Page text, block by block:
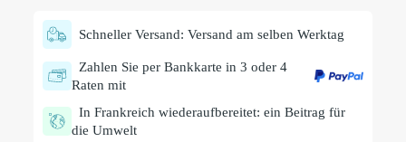
Schneller Versand: Versand am selben Werktag
Zahlen Sie per Bankkarte in 3 oder 4
Raten mit
In Frankreich wiederaufbereitet: ein Beitrag für
die Umwelt